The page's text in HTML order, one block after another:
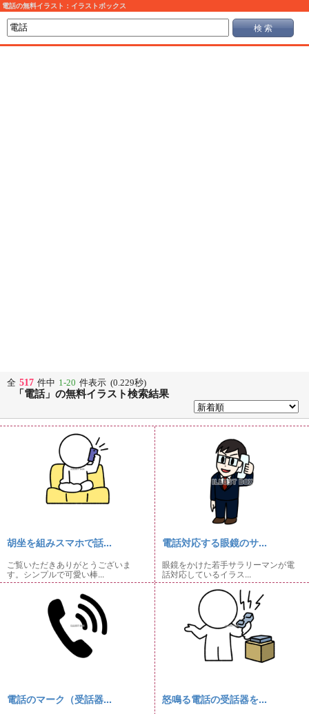
電話の無料イラスト：イラストボックス
検 索
全 517 件中 1-20 件表示 (0.229秒)
「電話」の無料イラスト検索結果
胡坐を組みスマホで話...
ご覧いただきありがとうございま
す。シンプルで可愛い棒...
電話対応する眼鏡のサ...
眼鏡をかけた若手サラリーマンが電
話対応しているイラス...
電話のマーク（受話器... 怒鳴る電話の受話器を...